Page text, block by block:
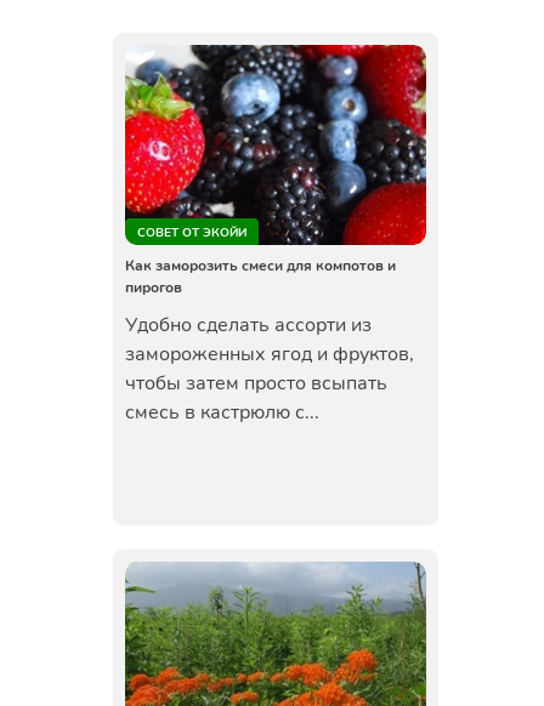
СОВЕТ ОТ ЭКОЙИ
Как заморозить смеси для компотов и
пирогов
Удобно сделать ассорти из
замороженных ягод и фруктов,
чтобы затем просто всыпать
смесь в кастрюлю с...